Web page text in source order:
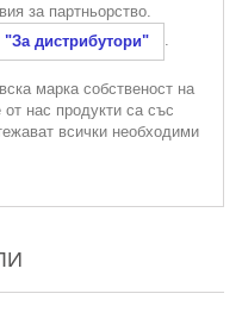
за партньорство.
"За дистрибутори" .
марка собственост на
нас продукти са със
всички необходими